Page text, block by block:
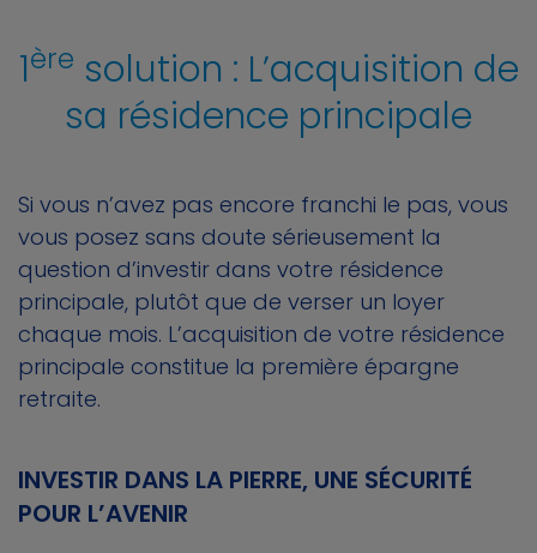
1ère solution : L’acquisition de
sa résidence principale
Si vous n’avez pas encore franchi le pas, vous
vous posez sans doute sérieusement la
question d’investir dans votre résidence
principale, plutôt que de verser un loyer
chaque mois. L’acquisition de votre résidence
principale constitue la première épargne
retraite.
INVESTIR DANS LA PIERRE, UNE SÉCURITÉ
POUR L’AVENIR